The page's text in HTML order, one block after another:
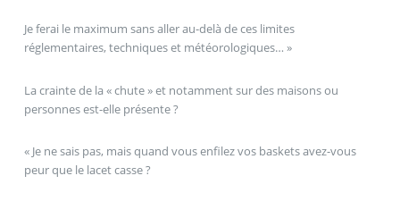
Je ferai le maximum sans aller au-delà de ces limites
réglementaires, techniques et météorologiques… »
La crainte de la « chute » et notamment sur des maisons ou
personnes est-elle présente ?
« Je ne sais pas, mais quand vous enfilez vos baskets avez-vous
peur que le lacet casse ?